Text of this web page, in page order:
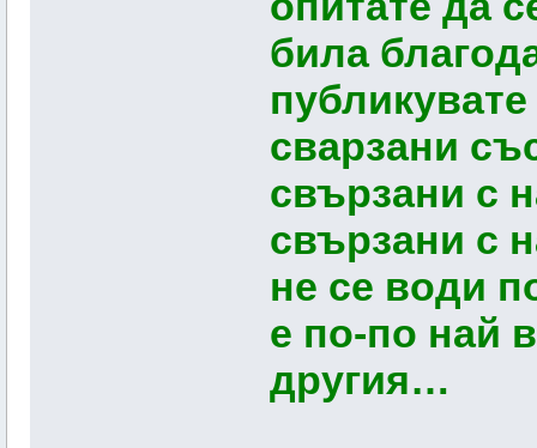
била
сварзани
свързани с
свързани с
не се води
е по-по най
другия…